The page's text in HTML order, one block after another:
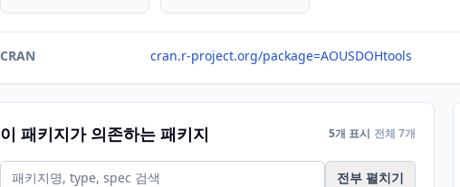
CRAN cran.r-project.org/package=AOUSDOHtools
이 패키지가 의존하는 패키지 5개 표시 전체 7개
전부 펼치기